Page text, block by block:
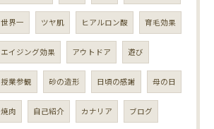
世界一 ツヤ肌 ヒアルロン酸 育毛効果
エイジング効果 アウトドア 遊び
授業参観 砂の造形 日頃の感謝 母の日
焼肉 自己紹介 カナリア ブログ